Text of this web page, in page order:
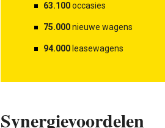
63.100occasies
75.000nieuwe wagens
94.000 leasewagens
Synergievoordelen